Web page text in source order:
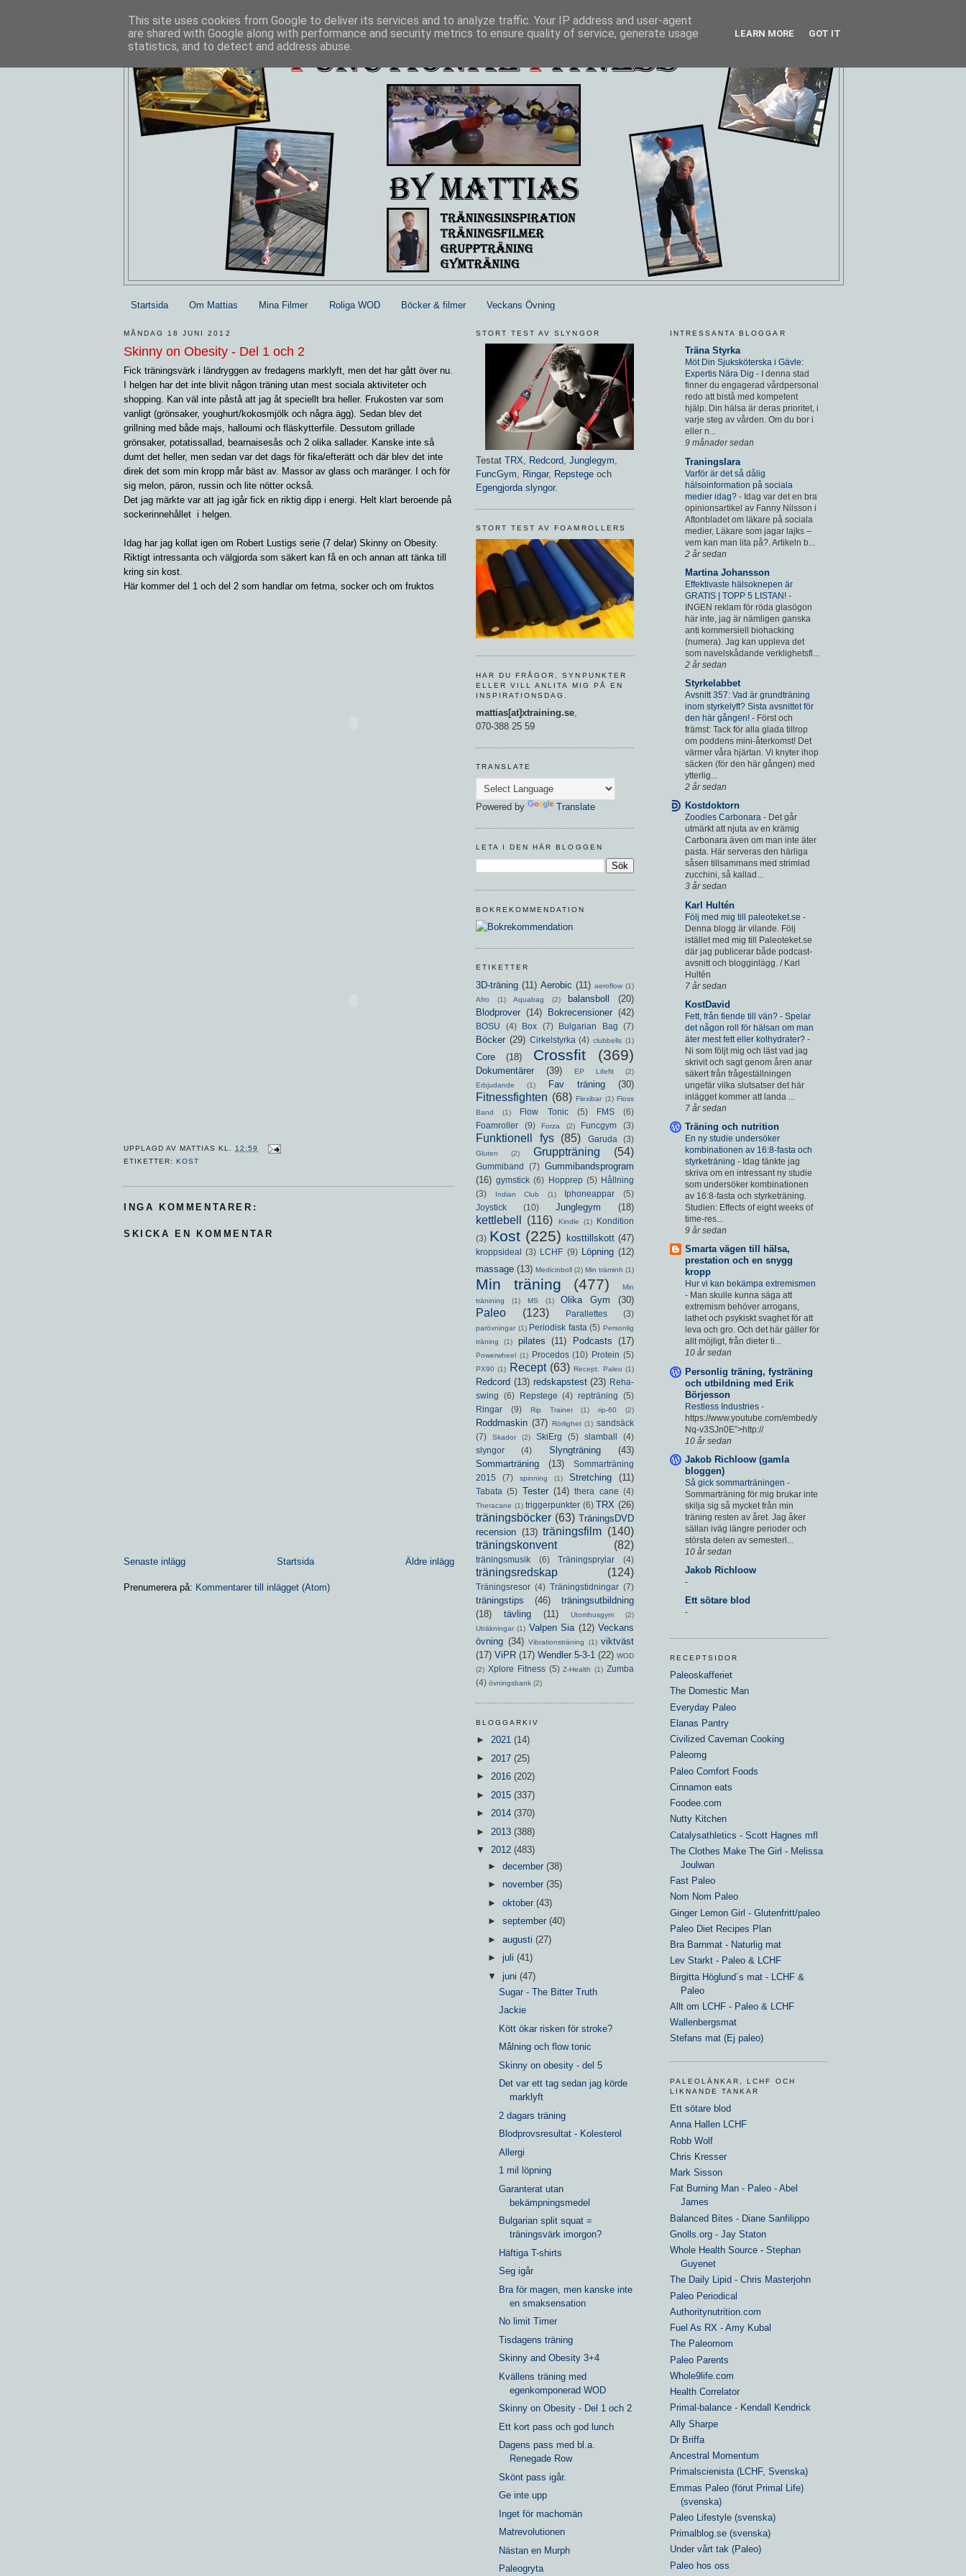
Startsida Om Mattias Mina Filmer Roliga WOD Böcker & filmer Veckans Övning
MÅNDAG 18 JUNI 2012
Skinny on Obesity - Del 1 och 2
Fick träningsvärk i ländryggen av fredagens marklyft, men det har gått över nu.
I helgen har det inte blivit någon träning utan mest sociala aktiviteter och
shopping. Kan väl inte påstå att jag åt speciellt bra heller. Frukosten var som
vanligt (grönsaker, youghurt/kokosmjölk och några ägg). Sedan blev det
grillning med både majs, halloumi och fläskytterfile. Dessutom grillade
grönsaker, potatissallad, bearnaisesås och 2 olika sallader. Kanske inte så
dumt det heller, men sedan var det dags för fika/efterätt och där blev det inte
direk det som min kropp mår bäst av. Massor av glass och maränger. I och för
sig melon, päron, russin och lite nötter också.
Det jag märkte var att jag igår fick en riktig dipp i energi. Helt klart beroende på
sockerinnehållet i helgen.
Idag har jag kollat igen om Robert Lustigs serie (7 delar) Skinny on Obesity.
Riktigt intressanta och välgjorda som säkert kan få en och annan att tänka till
kring sin kost.
Här kommer del 1 och del 2 som handlar om fetma, socker och om fruktos
UPPLAGD AVMATTIAS KL. 12:59
ETIKETTER:KOST
INGA KOMMENTARER:
SKICKA EN KOMMENTAR
Senaste inlägg Äldre inlägg
Startsida
Prenumerera på: Kommentarer till inlägget (Atom)
INTRESSANTA BLOGGAR
Träna Styrka
Möt Din Sjuksköterska i Gävle:
Expertis Nära Dig -
I denna stad
finner du engagerad vårdpersonal
redo att bistå med kompetent
hjälp. Din hälsa är deras prioritet, i
varje steg av vården. Om du bor i
eller n...
9 månader sedan
Traningslara
Varför är det så dålig
hälsoinformation på sociala
medier idag? - Idag var det en bra
opinionsartikel av Fanny Nilsson i
Aftonbladet om läkare på sociala
medier, Läkare som jagar lajks –
vem kan man lita på?. Artikeln b...
2 år sedan
Martina Johansson
Effektivaste hälsoknepen är
GRATIS | TOPP 5 LISTAN! -
INGEN reklam för röda glasögon
här inte, jag är nämligen ganska
anti kommersiell biohacking
(numera). Jag kan uppleva det
som navelskådande verklighetsfl...
2 år sedan
Styrkelabbet
Avsnitt 357: Vad är grundträning
inom styrkelyft? Sista avsnittet för
den här gången! - Först och
främst: Tack för alla glada tillrop
om poddens mini-återkomst! Det
värmer våra hjärtan. Vi knyter ihop
säcken (för den här gången) med
ytterlig...
2 år sedan
Kostdoktorn
Zoodles Carbonara - Det går
utmärkt att njuta av en krämig
Carbonara även om man inte äter
pasta. Här serveras den härliga
såsen tillsammans med strimlad
zucchini, så kallad...
3 år sedan
Karl Hultén
Följ med mig till paleoteket.se -
Denna blogg är vilande. Följ
istället med mig till Paleoteket.se
där jag publicerar både podcast-
avsnitt och blogginlägg. / Karl
Hultén
7 år sedan
KostDavid
Fett, från fiende till vän? - Spelar
det någon roll för hälsan om man
äter mest fett eller kolhydrater? -
Ni som följt mig och läst vad jag
skrivit och sagt genom åren anar
säkert från frågeställningen
ungefär vilka slutsatser det här
inlägget kommer att landa ...
7 år sedan
Träning och nutrition
En ny studie undersöker
kombinationen av 16:8-fasta och
styrketräning - Idag tänkte jag
skriva om en intressant ny studie
som undersöker kombinationen
av 16:8-fasta och styrketräning.
Studien: Effects of eight weeks of
time-res...
9 år sedan
Smarta vägen till hälsa,
prestation och en snygg
kropp
Hur vi kan bekämpa extremismen
- Man skulle kunna säga att
extremism behöver arrogans,
lathet och psykiskt svaghet för att
leva och gro. Och det här gäller för
allt möjligt, från dieter ti...
10 år sedan
Personlig träning, fysträning
och utbildning med Erik
Börjesson
Restless Industries -
https://www.youtube.com/embed/y
Nq-v3SJn0E”>http://
10 år sedan
Jakob Richloow (gamla
bloggen)
Så gick sommarträningen -
Sommarträning för mig brukar inte
skilja sig så mycket från min
träning resten av året. Jag åker
sällan iväg längre perioder och
största delen av semesterl...
10 år sedan
Jakob Richloow
-
Ett sötare blod
-
RECEPTSIDOR
Paleoskafferiet
The Domestic Man
Everyday Paleo
Elanas Pantry
Civilized Caveman Cooking
Paleomg
Paleo Comfort Foods
Cinnamon eats
Foodee.com
Nutty Kitchen
Catalysathletics - Scott Hagnes mfl
The Clothes Make The Girl - Melissa
Joulwan
Fast Paleo
Nom Nom Paleo
Ginger Lemon Girl - Glutenfritt/paleo
Paleo Diet Recipes Plan
Bra Barnmat - Naturlig mat
Lev Starkt - Paleo & LCHF
Birgitta Höglund´s mat - LCHF &
Paleo
Allt om LCHF - Paleo & LCHF
Wallenbergsmat
Stefans mat (Ej paleo)
PALEOLÄNKAR, LCHF OCH
LIKNANDE TANKAR
Ett sötare blod
Anna Hallen LCHF
Robb Wolf
Chris Kresser
Mark Sisson
Fat Burning Man - Paleo - Abel
James
Balanced Bites - Diane Sanfilippo
Gnolls.org - Jay Staton
Whole Health Source - Stephan
Guyenet
The Daily Lipid - Chris Masterjohn
Paleo Periodical
Authoritynutrition.com
Fuel As RX - Amy Kubal
The Paleomom
Paleo Parents
Whole9life.com
Health Correlator
Primal-balance - Kendall Kendrick
Ally Sharpe
Dr Briffa
Ancestral Momentum
Primalscienista (LCHF, Svenska)
Emmas Paleo (förut Primal Life)
(svenska)
Paleo Lifestyle (svenska)
Primalblog.se (svenska)
Under vårt tak (Paleo)
Paleo hos oss
STORT TEST AV SLYNGOR
Testat TRX, Redcord, Junglegym,
FuncGym, Ringar, Repstege och
Egengjorda slyngor.
STORT TEST AV FOAMROLLERS
HAR DU FRÅGOR, SYNPUNKTER
ELLER VILL ANLITA MIG PÅ EN
INSPIRATIONSDAG.
mattias[at]xtraining.se,
070-388 25 59
TRANSLATE
Powered by Translate
LETA I DEN HÄR BLOGGEN
BOKREKOMMENDATION
ETIKETTER
3D-träning (11) Aerobic (11) aeroflow (1)
Afro
(1) Aquabag (2) balansboll
(20)
Blodprover (14) Bokrecensioner (42)
BOSU (4) Box (7) Bulgarian Bag (7)
Böcker (29) Cirkelstyrka (4) clubbells (1)
Core (18) Crossfit (369)
Dokumentärer (39) EP Lifefit
(2)
Erbjudande
(1) Fav träning (30)
Fitnessfighten (68) Flexibar (1) Floss
Band
(1) Flow Tonic (5) FMS
(6)
Foamroller
(9) Forza (2) Funcgym (3)
Funktionell fys (85) Garuda (3)
Gluten (2) Gruppträning (54)
Gummiband (7) Gummibandsprogram
(16) gymstick (6) Hopprep (5) Hållning
(3)
Indian Club (1) Iphoneappar
(5)
Joystick
(10) Junglegym (18)
kettlebell (116) Kindle (1)
Kondition
(3) Kost (225) kosttillskott (47)
kroppsideal (3) LCHF (9) Löpning (12)
massage (13) Medicinboll (2) Min träminh (1)
Min träning (477)
Min
tränining
(1) MS (1) Olika Gym (30)
Paleo (123) Parallettes (3)
parövningar (1) Periodisk fasta (5) Personlig
träning
(1) pilates (11) Podcasts (17)
Powerwheel (1) Procedos (10) Protein (5)
PX90 (1) Recept (63) Recept. Paleo (1)
Redcord (13) redskapstest (23) Reha-
swing
(6) Repstege (4) repträning
(5)
Ringar
(9) Rip Trainer (1) rip-60 (2)
Roddmaskin (37) Rörlighet (1) sandsäck
(7)
Skador (2) SkiErg (5) slamball
(4)
slyngor
(4) Slyngträning
(43)
Sommarträning
(13)
Sommarträning
2015
(7) spinning (1) Stretching (11)
Tabata (5) Tester (14) thera cane (4)
Theracane (1) triggerpunkter (6) TRX (26)
träningsböcker (63) TräningsDVD
recension (13) träningsfilm (140)
träningskonvent
(82)
träningsmusik (6) Träningsprylar (4)
träningsredskap (124)
Träningsresor (4) Träningstidningar (7)
träningstips (46)
träningsutbildning
(18)
tävling (11) Utomhusgym
(2)
Uträkningar (1) Valpen Sia (12) Veckans
övning (34) Vibrationsträning (1) viktväst
(17) ViPR (17) Wendler 5-3-1 (22) WOD
(2) Xplore Fitness (5) Z-Health (1) Zumba
(4) övningsbank (2)
BLOGGARKIV
► 2021 (14)
► 2017 (25)
► 2016 (202)
► 2015 (337)
► 2014 (370)
► 2013 (388)
▼ 2012 (483)
► december (38)
► november (35)
► oktober (43)
► september (40)
► augusti (27)
► juli (41)
▼ juni (47)
Sugar - The Bitter Truth
Jackie
Kött ökar risken för stroke?
Målning och flow tonic
Skinny on obesity - del 5
Det var ett tag sedan jag körde
marklyft
2 dagars träning
Blodprovsresultat - Kolesterol
Allergi
1 mil löpning
Garanterat utan
bekämpningsmedel
Bulgarian split squat =
träningsvärk imorgon?
Häftiga T-shirts
Seg igår
Bra för magen, men kanske inte
en smaksensation
No limit Timer
Tisdagens träning
Skinny and Obesity 3+4
Kvällens träning med
egenkomponerad WOD
Skinny on Obesity - Del 1 och 2
Ett kort pass och god lunch
Dagens pass med bl.a.
Renegade Row
Skönt pass igår.
Ge inte upp
Inget för machomän
Matrevolutionen
Nästan en Murph
Paleogryta
This site uses cookies from Google to deliver its services and to analyze traffic. Your IP address and user-agent
are shared with Google along with performance and security metrics to ensure quality of service, generate usage
statistics, and to detect and address abuse.
LEARN MORE GOT IT